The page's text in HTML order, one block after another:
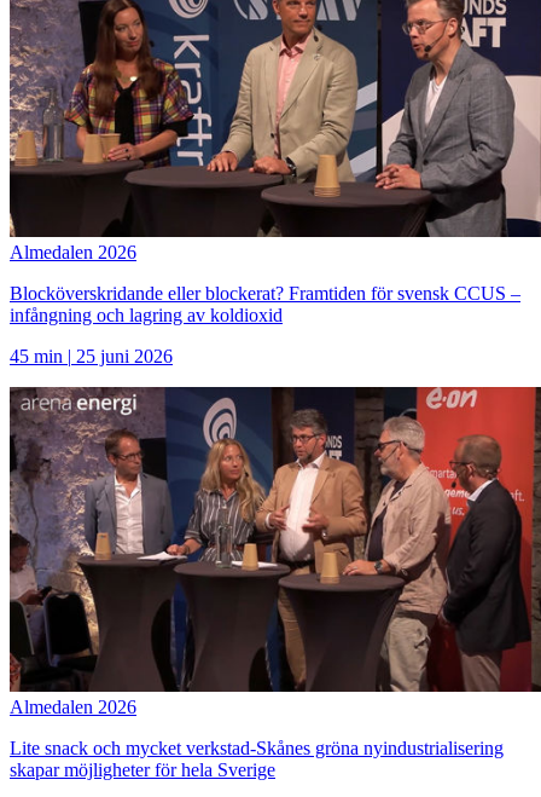
Almedalen 2026
Blocköverskridande eller blockerat? Framtiden för svensk CCUS –
infångning och lagring av koldioxid
45 min | 25 juni 2026
Almedalen 2026
Lite snack och mycket verkstad-Skånes gröna nyindustrialisering
skapar möjligheter för hela Sverige